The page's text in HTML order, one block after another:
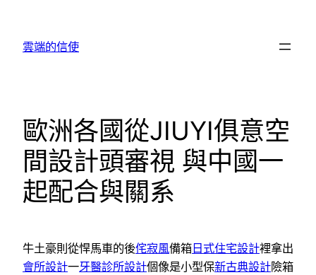
雲端的信使
歐洲各國從JIUYI俱意空
間設計頭審視 與中國一
起配合與關系
牛土豪則從悍馬車的後侘寂風備箱 日式住宅設計裡拿出
會所設計一牙醫診所設計個像是小型保新古典設計險箱